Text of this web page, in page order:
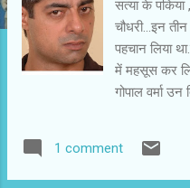
सत्या के
चौधरी...इन
पहचान लिया
में महसूस कर
गोपाल वर्मा
नहीं
का कैरीअर तो
1 comment